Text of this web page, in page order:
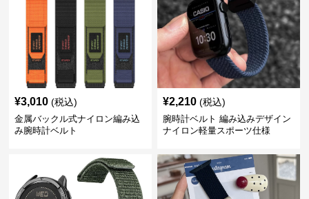
¥3,010 (税込)
金属バックル式ナイロン編み込
み腕時計ベルト
¥2,210 (税込)
腕時計ベルト 編み込みデザイン
ナイロン軽量スポーツ仕様